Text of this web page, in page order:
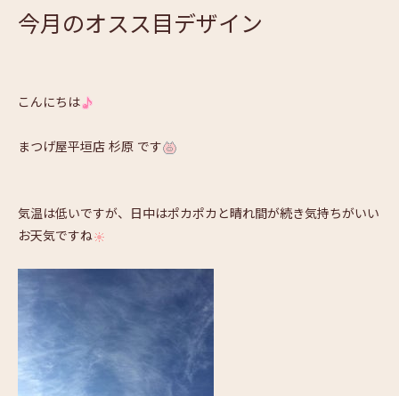
今月のオスス目デザイン
こんにちは
まつげ屋平垣店 杉原 です
気温は低いですが、日中はポカポカと晴れ間が続き気持ちがいい
お天気ですね